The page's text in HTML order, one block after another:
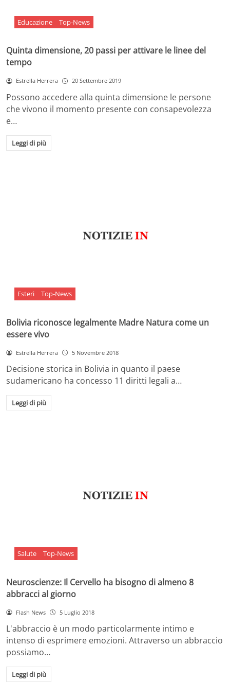
Educazione Top-News
Quinta dimensione, 20 passi per attivare le linee del
tempo
Estrella Herrera 20 Settembre 2019
Possono accedere alla quinta dimensione le persone
che vivono il momento presente con consapevolezza
e…
Leggi di più
Esteri Top-News
Bolivia riconosce legalmente Madre Natura come un
essere vivo
Estrella Herrera 5 Novembre 2018
Decisione storica in Bolivia in quanto il paese
sudamericano ha concesso 11 diritti legali a…
Leggi di più
Salute Top-News
Neuroscienze: Il Cervello ha bisogno di almeno 8
abbracci al giorno
Flash News 5 Luglio 2018
L'abbraccio è un modo particolarmente intimo e
intenso di esprimere emozioni. Attraverso un abbraccio
possiamo…
Leggi di più